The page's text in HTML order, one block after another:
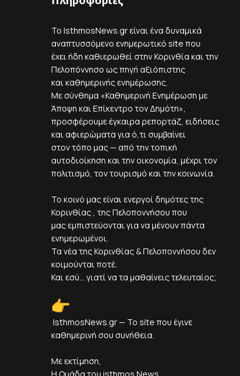
Το IsthmosNews.gr είναι ένα δυναμικά
αναπτυσσόμενο ενημερωτικό site που
έχει ήδη καθιερωθεί στην Κορινθία και την
Πελοπόννησο ως πηγή αξιόπιστης
και καθημερινής ενημέρωσης.
Με σύνθημα «Καθημερινή Ενημέρωση με
Άποψη και Επίκεντρο τον Δημότη»,
προσφέρουμε έγκαιρα ρεπορτάζ, ειδήσεις
και αφιερώματα για ό,τι συμβαίνει
στον τόπο μας — από την τοπική
αυτοδιοίκηση και την οικονομία, μέχρι τον
πολιτισμό, τον τουρισμό και την κοινωνία.
Το κοινό μας είναι ενεργοί δημότες της
Κορινθίας , της Πελοποννήσου που
μας εμπιστεύονται για να μένουν πάντα
ενημερωμένοι.
Τα νέα της Κορινθίας & Πελοποννήσου δεν
κοιμούνται ποτέ.
Και εσύ... γιατί να τα μαθαίνεις τελευταίος;
IsthmosNews.gr — Το site που έγινε
καθημερινή σου συνήθεια.
Με εκτίμηση,
Η Ομάδα του isthmos News